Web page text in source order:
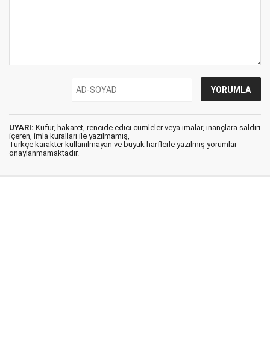
UYARI: Küfür, hakaret, rencide edici cümleler veya imalar, inançlara saldırı
içeren, imla kuralları ile yazılmamış,
Türkçe karakter kullanılmayan ve büyük harflerle yazılmış yorumlar
onaylanmamaktadır.